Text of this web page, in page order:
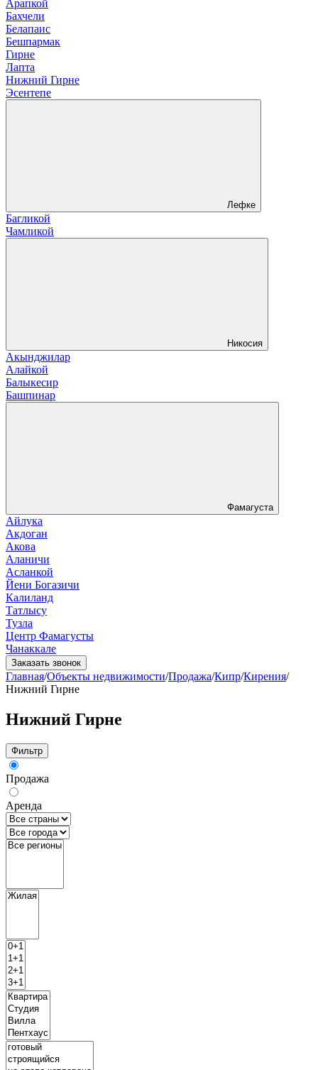
Арапкой
Бахчели
Белапаис
Бешпармак
Гирне
Лапта
Нижний Гирне
Эсентепе
Лефке
Багликой
Чамликой
Никосия
Акынджилар
Алайкой
Балыкесир
Башпинар
Фамагуста
Айлука
Акдоган
Акова
Аланичи
Асланкой
Йени Богазичи
Калиланд
Татлысу
Тузла
Центр Фамагусты
Чанаккале
Заказать звонок
Главная/Объекты недвижимости/Продажа/Кипр/Кирения/
Нижний Гирне
Нижний Гирне
Фильтр
Продажа
Аренда